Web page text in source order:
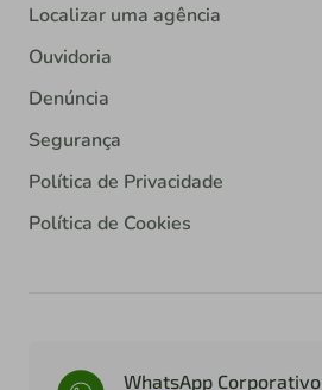
Localizar uma agência
Ouvidoria
Denúncia
Segurança
Política de Privacidade
Política de Cookies
WhatsApp Corporativo